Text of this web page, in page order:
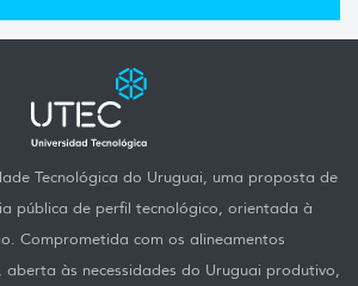
Tecnológica do Uruguai, uma proposta de
pública de perfil tecnológico, orientada à
Comprometida com os alineamentos
às necessidades do Uruguai produtivo,